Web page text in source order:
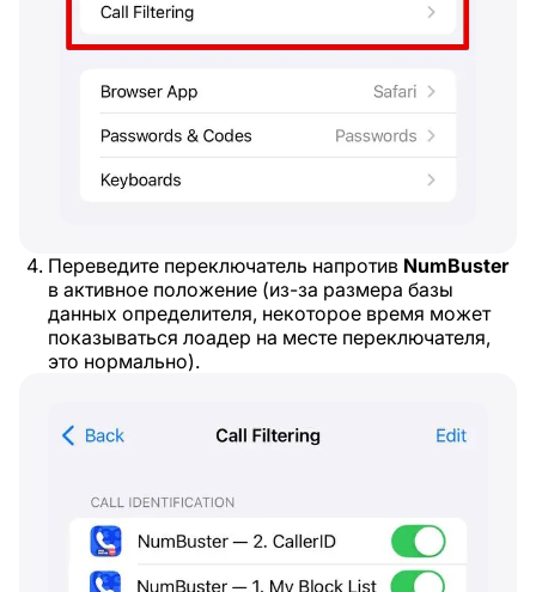
Переведите переключатель напротив NumBuster
в активное положение (из-за размера базы
данных определителя, некоторое время может
показываться лоадер на месте переключателя,
это нормально).